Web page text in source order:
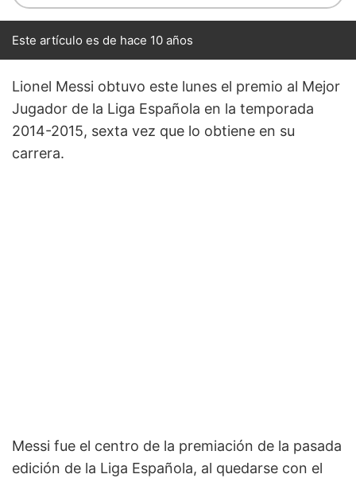
Este artículo es de hace 10 años
Lionel Messi obtuvo este lunes el premio al Mejor
Jugador de la Liga Española en la temporada
2014-2015, sexta vez que lo obtiene en su
carrera.
Messi fue el centro de la premiación de la pasada
edición de la Liga Española, al quedarse con el